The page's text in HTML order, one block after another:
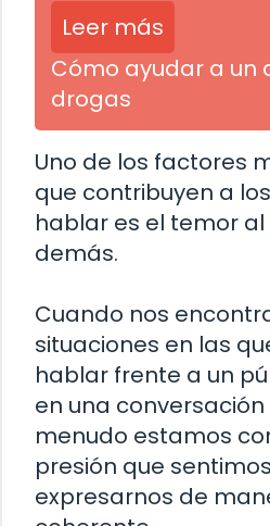
Leer más
Cómo ayudar a un
drogas
Uno de los factores
que contribuyen a
hablar es el temor al
demás.
Cuando nos
situaciones en las
hablar frente a un
en una conversación
menudo estamos
presión que
expresarnos de